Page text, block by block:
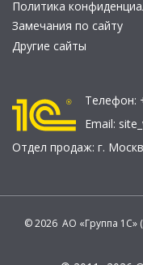
Политика
Замечания по сайту
Другие сайты
Телефон:
Email:
Отдел продаж: г.
© 2026 АО «Группа 1С»